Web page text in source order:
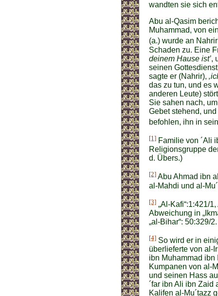
wandten sie sich
Abu al-Qasim
Muhammad, von
(a.) wurde an Nahrir
Schaden zu. Eine
deinem Hause ist’,
seinen
sagte er (Nahrir),
das zu tun, und es
anderen Leute)
Sie sahen nach,
Gebet stehend,
befohlen, ihn in
[1] Familie von ´Ali
Religionsgruppe
d. Übers.)
[2] Abu Ahmad ibn
al-Mahdi und al-
[3] „Al-Kafi“:1:421/
Abweichung in
„al-Bihar“: 50:329/2.
[4] So wird er in
überlieferte von al-
ibn Muhammad
Kumpanen von al-
und seinen Hass
´far ibn Ali ibn Zaid
Kalifen al-Mu´tazz